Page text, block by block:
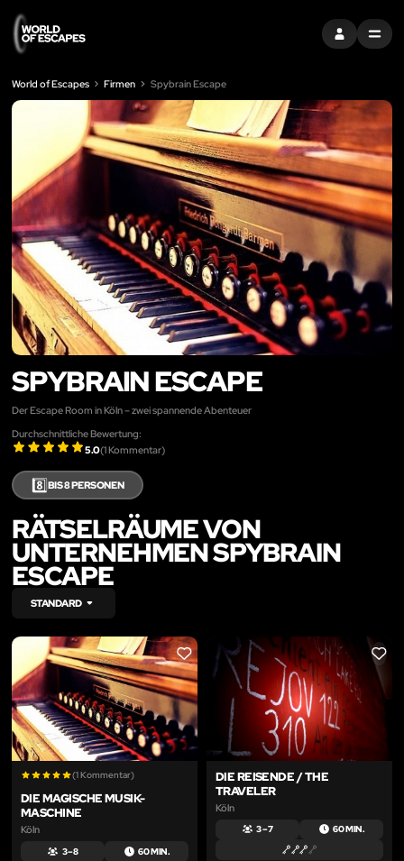
EINTRAGEN
MENU
World of Escapes Firmen Spybrain Escape
SPYBRAIN ESCAPE
Der Escape Room in Köln – zwei spannende Abenteuer
Durchschnittliche Bewertung:
5.0(1Kommentar)
8️⃣BIS 8 PERSONEN
RÄTSELRÄUME VON
UNTERNEHMEN SPYBRAIN
ESCAPE
STANDARD
LIKE
(1 Kommentar)
DIE MAGISCHE MUSIK-
MASCHINE
Köln
3 – 8 60 MIN.
LIKE
DIE REISENDE / THE
TRAVELER
Köln
3 – 7 60 MIN.